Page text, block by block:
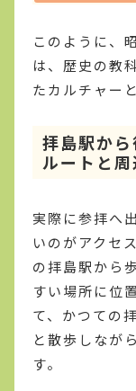
このように、
は、歴史の教
たカルチャー
拝島駅か
ルートと
実際に参拝へ
いのがアクセ
の拝島駅から
すい場所に位
て、かつての
と散歩しなが
す。